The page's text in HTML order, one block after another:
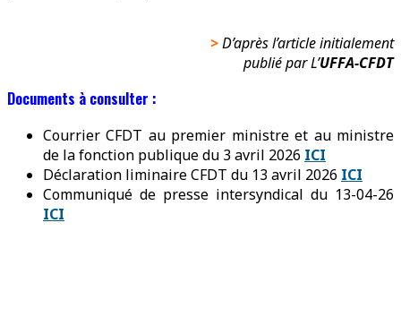
>D’après l’article initialement
publié par L’UFFA-CFDT
Documents à consulter :
Courrier CFDT au premier ministre et au ministre
de la fonction publique du 3 avril 2026 ICI
Déclaration liminaire CFDT du 13 avril 2026 ICI
Communiqué de presse intersyndical du 13-04-26
ICI